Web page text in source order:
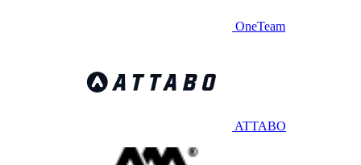
OneTeam
ATTABO